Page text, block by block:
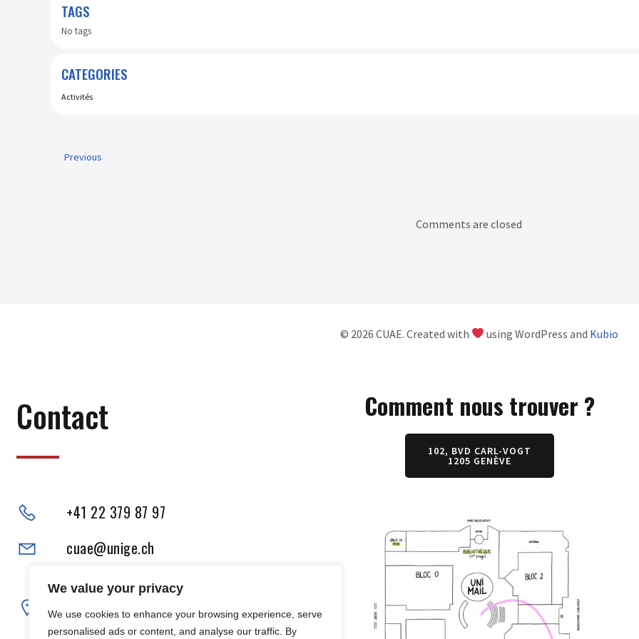
We value your privacy
We use cookies to enhance your browsing experience, serve
personalised ads or content, and analyse our traffic. By
TAGS
No tags
CATEGORIES
Activités
Previous
Comments are closed
© 2026 CUAE. Created with using WordPress and Kubio
Contact
+41 22 379 87 97
cuae@unige.ch
Adresse physique :
102, Boulevard Carl-Vogt
1205 Genève
Comment nous trouver ?
102, BVD CARL-VOGT
1205 GENÈVE